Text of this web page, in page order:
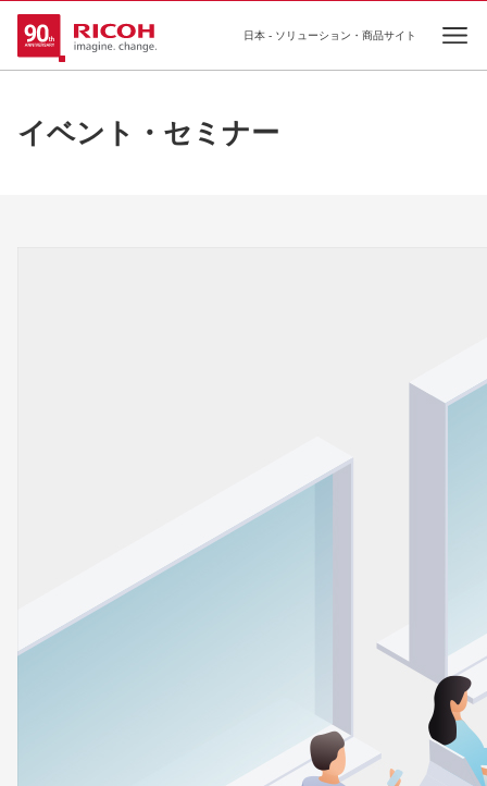
日本 - ソリューション・商品サイト
イベント・セミナー